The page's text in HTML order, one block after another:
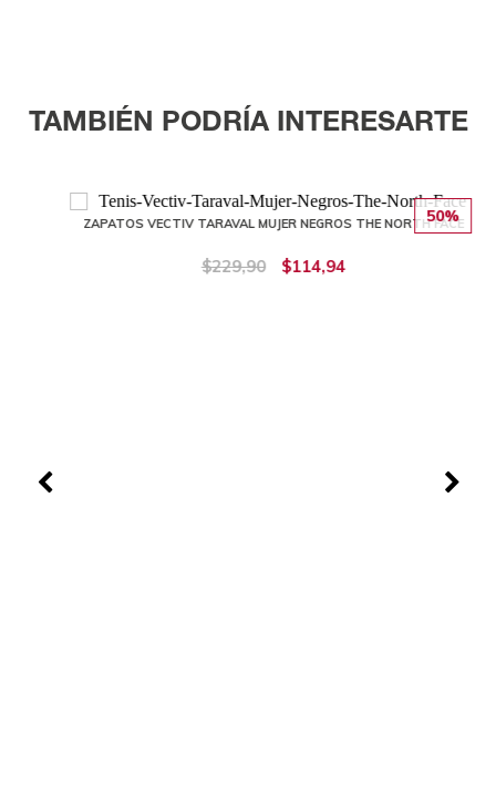
TAMBIÉN PODRÍA INTERESARTE
50%
ZAPATOS VECTIV TARAVAL MUJER NEGROS THE NORTH FACE
$229,90 $114,94